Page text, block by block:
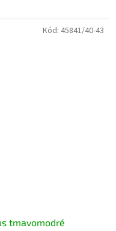
tmavomodré
Kód: 45841/40-43